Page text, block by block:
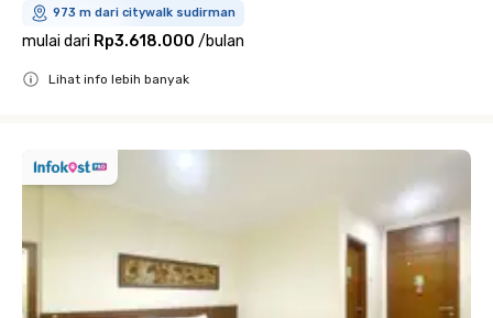
973 m dari citywalk sudirman
mulai dari Rp3.618.000 /bulan
Lihat info lebih banyak